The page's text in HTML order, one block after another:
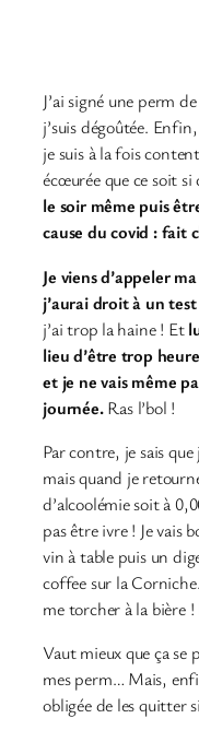
J’ai signé une perm
j’suis dégoûtée.
je suis à la fois
écœurée que ce soit si
le soir même puis
cause du covid : fait
Je viens d’appeler
j’aurai droit à un
j’ai trop la haine ! Et
lieu d’être trop
et je ne vais même
journée.Ras l’bol !
Par contre, je sais
mais quand je
d’alcoolémie soit à
pas être ivre ! Je vais
vin à table puis un
coffee sur la
me torcher à la bière !
Vaut mieux que ça se
mes perm… Mais,
obligée de les quitter